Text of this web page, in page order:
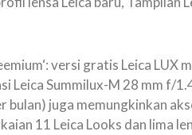
versi gratis Leica LUX
Summilux-M 28 mm f/
bulan) juga memungkinkan
11 Leica Looks dan lima